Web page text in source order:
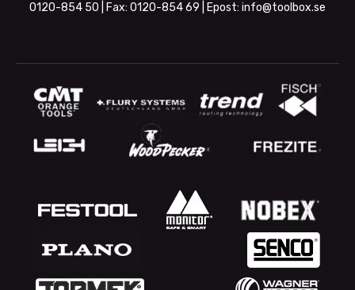
0120-854 50 | Fax: 0120-854 69 | Epost: info@toolbox.se